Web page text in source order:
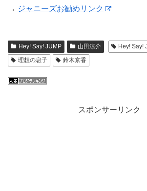
→ ジャニーズお勧めリンク
Hey! Say! JUMP 山田涼介 Hey! Say!
理想の息子
鈴木京香
スポンサーリンク